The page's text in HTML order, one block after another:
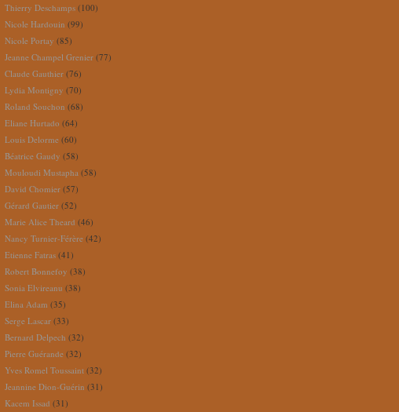
Thierry Deschamps (100)
Nicole Hardouin (99)
Nicole Portay (85)
Jeanne Champel Grenier (77)
Claude Gauthier (76)
Lydia Montigny (70)
Roland Souchon (68)
Eliane Hurtado (64)
Louis Delorme (60)
Béatrice Gaudy (58)
Mouloudi Mustapha (58)
David Chomier (57)
Gérard Gautier (52)
Marie Alice Theard (46)
Nancy Turnier-Férère (42)
Etienne Fatras (41)
Robert Bonnefoy (38)
Sonia Elvireanu (38)
Elina Adam (35)
Serge Lascar (33)
Bernard Delpech (32)
Pierre Guérande (32)
Yves Romel Toussaint (32)
Jeannine Dion-Guérin (31)
Kacem Issad (31)